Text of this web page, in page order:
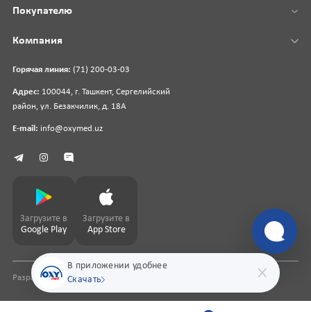
В приложении удобнее
Скачать
Горячая линия: (71) 200-03-03
Адрес: 100044, г. Ташкент, Сергелийский
район, ул. Безакчилик, д. 18А
E-mail: info@oxymed.uz
Покупателю
Компания
Загрузите в
Google Play
Загрузите в
App Store
Разработка сайтаpharmit.uz